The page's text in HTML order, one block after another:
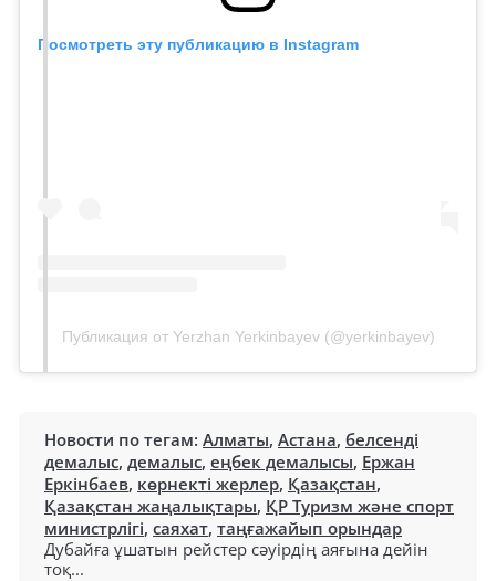
Посмотреть эту публикацию в Instagram
Публикация от Yerzhan Yerkinbayev (@yerkinbayev)
Новости по тегам: Алматы, Астана, белсенді
демалыс, демалыс, еңбек демалысы, Ержан
Еркінбаев, көрнекті жерлер, Қазақстан,
Қазақстан жаңалықтары, ҚР Туризм және спорт
министрлігі, саяхат, таңғажайып орындар
Дубайға ұшатын рейстер сәуірдің аяғына дейін
тоқ...